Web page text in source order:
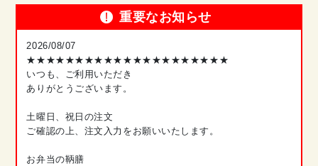
重要なお知らせ
2026/08/07
★★★★★★★★★★★★★★★★★★★★★
いつも、ご利用いただき
ありがとうございます。
土曜日、祝日の注文
ご確認の上、注文入力をお願いいたします。
お弁当の鞆膳